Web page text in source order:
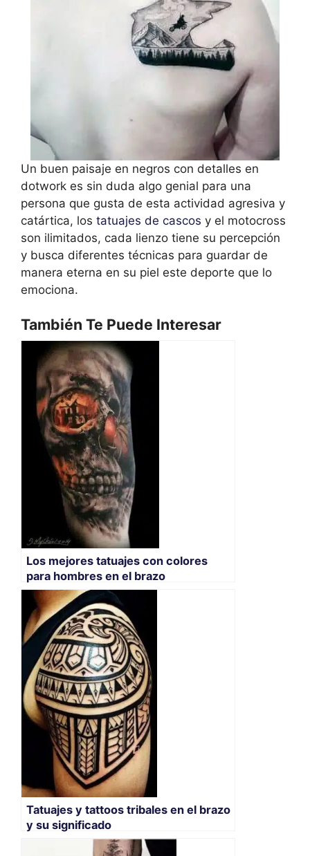
Un buen paisaje en negros con detalles en
dotwork es sin duda algo genial para una
persona que gusta de esta actividad agresiva y
catártica, los tatuajes de cascos y el motocross
son ilimitados, cada lienzo tiene su percepción
y busca diferentes técnicas para guardar de
manera eterna en su piel este deporte que lo
emociona.
También Te Puede Interesar
Los mejores tatuajes con colores
para hombres en el brazo
Tatuajes y tattoos tribales en el brazo
y su significado